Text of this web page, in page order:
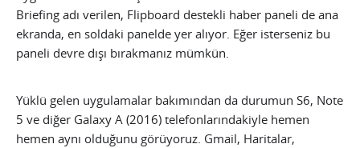
Briefing adı verilen, Flipboard destekli haber paneli de ana
ekranda, en soldaki panelde yer alıyor. Eğer isterseniz bu
paneli devre dışı bırakmanız mümkün.
Yüklü gelen uygulamalar bakımından da durumun S6, Note
5 ve diğer Galaxy A (2016) telefonlarındakiyle hemen
hemen aynı olduğunu görüyoruz. Gmail, Haritalar,